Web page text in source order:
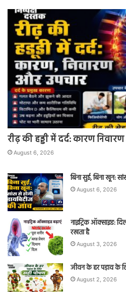
रीढ़ की हड्डी में दर्द: कारण
August 6, 2026
बिना सुई, बिना खून:
August 6, 2026
नाइट्रिक ऑक्साइड:
रखता है
August 3, 2026
जीवन के हर पड़ाव के
August 2, 2026